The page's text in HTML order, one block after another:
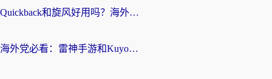
Quickback和旋风好用吗？海外华人亲测：选对回国加速器才能无缝看央视5
海外党必看：雷神手游和Kuyo好用吗？3款回国加速器实测+避坑指南